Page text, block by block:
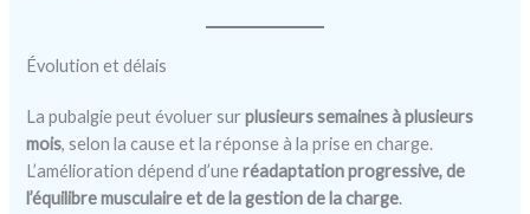
Évolution et délais
La pubalgie peut évoluer surplusieurs semaines à plusieurs
mois, selon la cause et la réponse à la prise en charge.
L’amélioration dépend d’uneréadaptation progressive, de
l’équilibre musculaire et de la gestion de la charge.